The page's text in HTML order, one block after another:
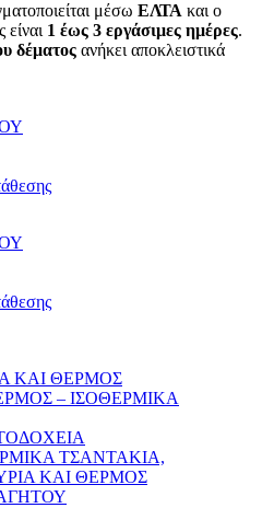
μέσω ΕΛΤΑ και ο
1 έως 3 εργάσιμες ημέρες.
δέματος ανήκει αποκλειστικά
ΚΑΙ ΘΕΡΜΟΣ
– ΙΣΟΘΕΡΜΙΚΑ
ΤΣΑΝΤΑΚΙΑ,
ΚΑΙ ΘΕΡΜΟΣ